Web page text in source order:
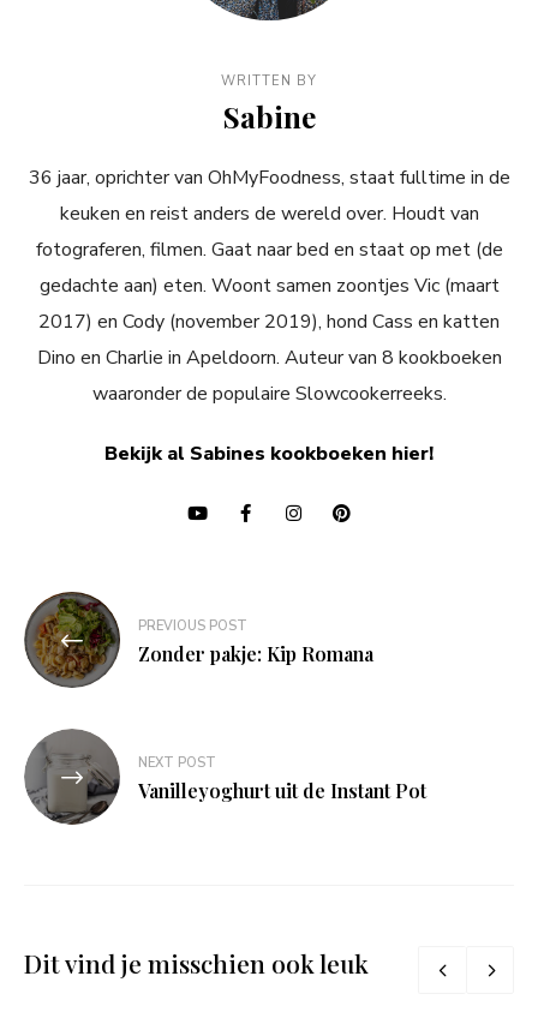
WRITTEN BY
Sabine
36 jaar, oprichter van OhMyFoodness, staat fulltime in de
keuken en reist anders de wereld over. Houdt van
fotograferen, filmen. Gaat naar bed en staat op met (de
gedachte aan) eten. Woont samen zoontjes Vic (maart
2017) en Cody (november 2019), hond Cass en katten
Dino en Charlie in Apeldoorn. Auteur van 8 kookboeken
waaronder de populaire Slowcookerreeks.
Bekijk al Sabines kookboeken hier!
Bericht
navigatie
PREVIOUS POST
Zonder pakje: Kip Romana
NEXT POST
Vanilleyoghurt uit de Instant Pot
Dit vind je misschien ook leuk